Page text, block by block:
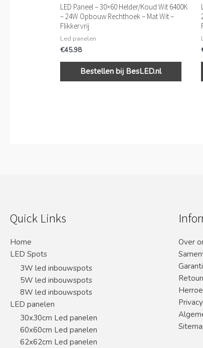
LED Paneel – 30×60 Helder/Koud Wit 6400K
– 24W Opbouw Rechthoek – Mat Wit –
Flikkervrij
Led panelen
€45.98
Bestellen bij BesLED.nl
Quick Links
Home
LED Spots
3W led inbouwspots
5W led inbouwspots
8W led inbouwspots
LED panelen
30x30cm Led panelen
60x60cm Led panelen
62x62cm Led panelen
Over